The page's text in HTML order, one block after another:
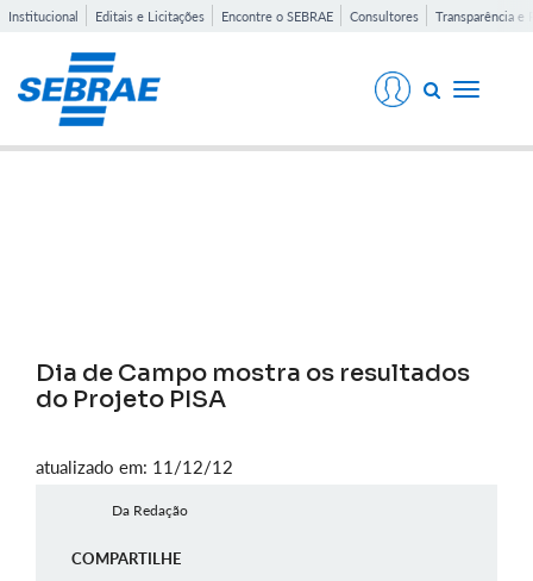
Institucional Editais e Licitações Encontre o SEBRAE Consultores Transparência e
Toggle
Dia de Campo mostra os resultados
do Projeto PISA
atualizado em: 11/12/12
Da Redação
COMPARTILHE